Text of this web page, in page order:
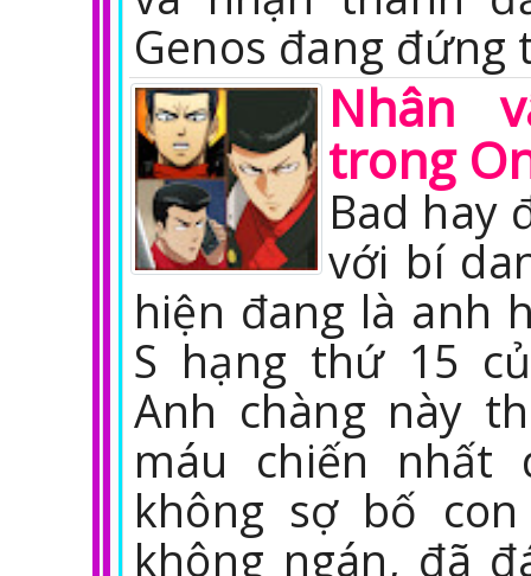
Genos đang
Nhân
trong
Bad hay
với bí
hiện đang là anh
S hạng thứ 15
Anh chàng này
máu chiến nhất
không sợ bố
không ngán, đã